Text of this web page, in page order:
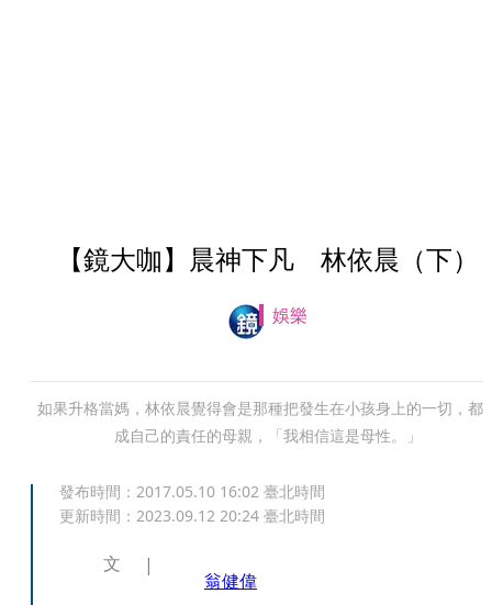
【鏡大咖】晨神下凡 林依晨（下）
娛樂
如果升格當媽，林依晨覺得會是那種把發生在小孩身上的一切，都
成自己的責任的母親，「我相信這是母性。」
發布時間： 2017.05.10 16:02 臺北時間
更新時間： 2023.09.12 20:24 臺北時間
文
翁健偉